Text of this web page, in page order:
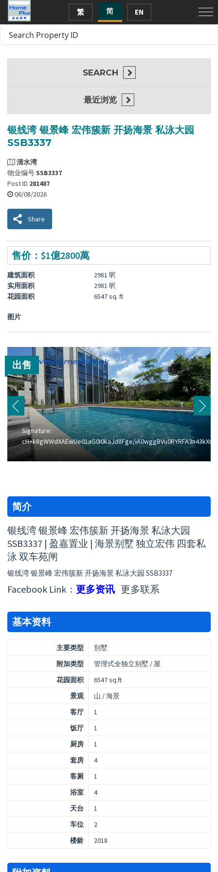
繁 简 EN
银线湾 银景峰 宏伟簇新 开扬海景 私泳大园
SSB3337
清水湾
物业编号SSB3337
Post ID 281487
06/08/2026
Share
售价：$1億2800萬
建筑面积
2981 呎
实用面积
2981 呎
花园面积
6547 sq. ft
图片
出售
Signature:
cH+k8gWWdXAEwUe01aG0I0kaJd8Fge/
简介
银线湾 银景峰 宏伟簇新 开扬海景 私泳大园
SSB3337 | 盈嘉置业 | 海景别墅 独立宏伟 四套私
泳 双车苑闸
银线湾 银景峰 宏伟簇新 开扬海景 私泳大园 SSB3337
Facebook Link : 更多资讯 更多联系
基本资料
主要类型
別墅
附加类型
管理式全独立别墅 / 屋
花园面积
6547 sq.ft
景观
山 / 海景
客厅
1
饭厅
1
厨房
1
套房
4
客厕
1
浴室
4
天台
1
车位
2
楼龄
2018
SEARCH
最近浏览